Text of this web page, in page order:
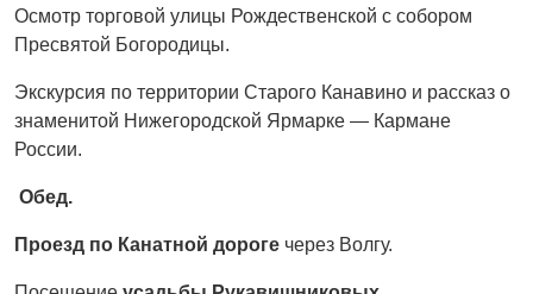
Осмотр торговой улицы Рождественской с собором
Пресвятой Богородицы.
Экскурсия по территории Старого Канавино и рассказ о
знаменитой Нижегородской Ярмарке — Кармане
России.
Обед.
Проезд по Канатной дороге через Волгу.